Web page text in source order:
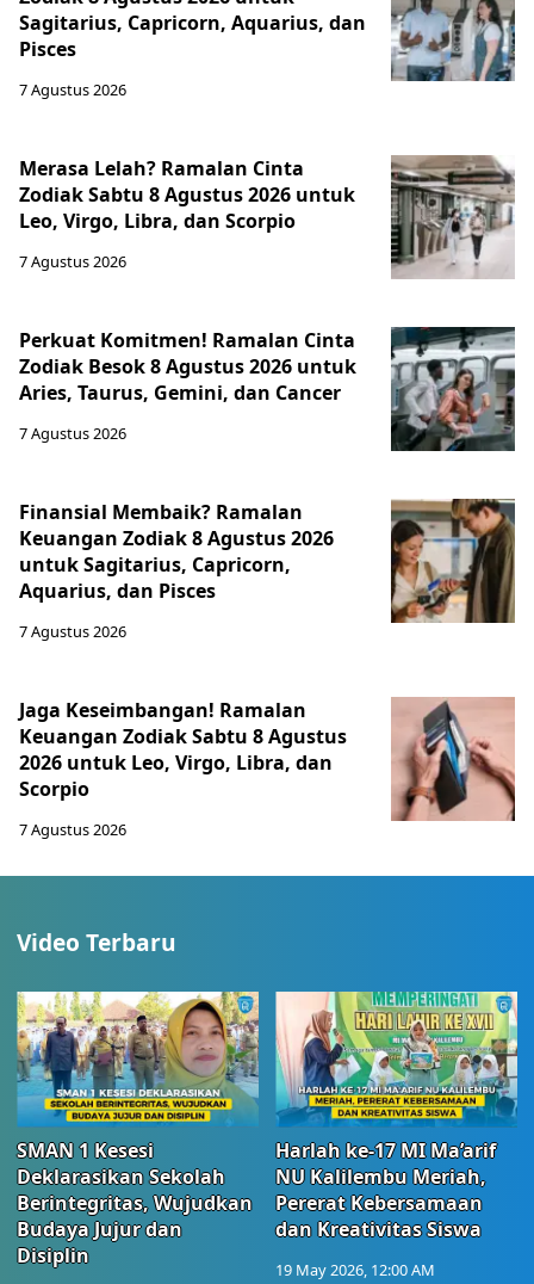
Sagitarius, Capricorn, Aquarius, dan
Pisces
7 Agustus 2026
Merasa Lelah? Ramalan Cinta
Zodiak Sabtu 8 Agustus 2026 untuk
Leo, Virgo, Libra, dan Scorpio
7 Agustus 2026
Perkuat Komitmen! Ramalan Cinta
Zodiak Besok 8 Agustus 2026 untuk
Aries, Taurus, Gemini, dan Cancer
7 Agustus 2026
Finansial Membaik? Ramalan
Keuangan Zodiak 8 Agustus 2026
untuk Sagitarius, Capricorn,
Aquarius, dan Pisces
7 Agustus 2026
Jaga Keseimbangan! Ramalan
Keuangan Zodiak Sabtu 8 Agustus
2026 untuk Leo, Virgo, Libra, dan
Scorpio
7 Agustus 2026
Video Terbaru
SMAN 1 Kesesi
Deklarasikan Sekolah
Berintegritas, Wujudkan
Budaya Jujur dan
Disiplin
Harlah ke-17 MI Ma’arif
NU Kalilembu Meriah,
Pererat Kebersamaan
dan Kreativitas Siswa
19 May 2026, 12:00 AM